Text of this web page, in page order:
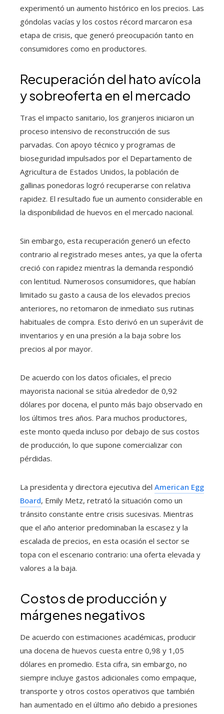
experimentó un aumento histórico en los precios. Las
góndolas vacías y los costos récord marcaron esa
etapa de crisis, que generó preocupación tanto en
consumidores como en productores.
Recuperación del hato avícola
y sobreoferta en el mercado
Tras el impacto sanitario, los granjeros iniciaron un
proceso intensivo de reconstrucción de sus
parvadas. Con apoyo técnico y programas de
bioseguridad impulsados por el Departamento de
Agricultura de Estados Unidos, la población de
gallinas ponedoras logró recuperarse con relativa
rapidez. El resultado fue un aumento considerable en
la disponibilidad de huevos en el mercado nacional.
Sin embargo, esta recuperación generó un efecto
contrario al registrado meses antes, ya que la oferta
creció con rapidez mientras la demanda respondió
con lentitud. Numerosos consumidores, que habían
limitado su gasto a causa de los elevados precios
anteriores, no retomaron de inmediato sus rutinas
habituales de compra. Esto derivó en un superávit de
inventarios y en una presión a la baja sobre los
precios al por mayor.
De acuerdo con los datos oficiales, el precio
mayorista nacional se sitúa alrededor de 0,92
dólares por docena, el punto más bajo observado en
los últimos tres años. Para muchos productores,
este monto queda incluso por debajo de sus costos
de producción, lo que supone comercializar con
pérdidas.
La presidenta y directora ejecutiva del American Egg
Board, Emily Metz, retrató la situación como un
tránsito constante entre crisis sucesivas. Mientras
que el año anterior predominaban la escasez y la
escalada de precios, en esta ocasión el sector se
topa con el escenario contrario: una oferta elevada y
valores a la baja.
Costos de producción y
márgenes negativos
De acuerdo con estimaciones académicas, producir
una docena de huevos cuesta entre 0,98 y 1,05
dólares en promedio. Esta cifra, sin embargo, no
siempre incluye gastos adicionales como empaque,
transporte y otros costos operativos que también
han aumentado en el último año debido a presiones